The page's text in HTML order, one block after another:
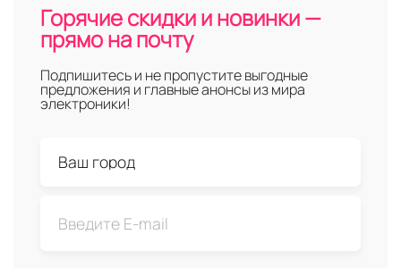
Горячие скидки и новинки —
прямо на почту
Подпишитесь и не пропустите выгодные
предложения и главные анонсы из мира
электроники!